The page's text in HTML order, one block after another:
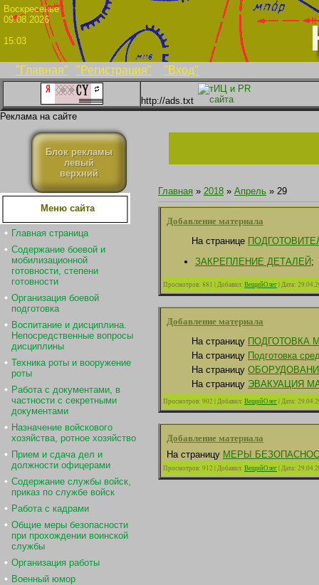
"Главная" "Регистрация" "Вход"
09.08.2026
15:03
http://ads.txt
Реклама на сайте
Блок рекламы
левый
верхний
Меню сайта
Главная страница
Содержание боевой и
мобилизационной
готовности, степени
готовности
Организация боевой
подготовка
Воспитание и дисциплина.
Непосредственные вопросы
дисциплины
Техника роты и вооружение
роты
Работа с документами, в
частности с секретными
документами
Назначение войскового
хозяйства, ротное хозяйство
Прием и сдача дел и
должности офицерами
Содержание службы войск,
приказ по службе войск
Работа с кадрами
Общие меры безопасности
при прохождении воинской
службы
Организация работы
Военный юмор
Главная » 2018 » Апрель » 29
Добавление материала
На странице
ЗАКРЕПЛЕНИЕ ДЕТАЛЕЙ;
Просмотров: 881 |Добавил: ВещийОлег|Дата:
Добавление материала
На страницу ПОДГОТОВКА
На страницу Подготовка
На страницу
На страницу ЭВАКУАЦИЯ
Просмотров: 902 |Добавил: ВещийОлег|Дата:
Добавление материала
На страницу МЕРЫ
Просмотров: 912 |Добавил: ВещийОлег|Дата: